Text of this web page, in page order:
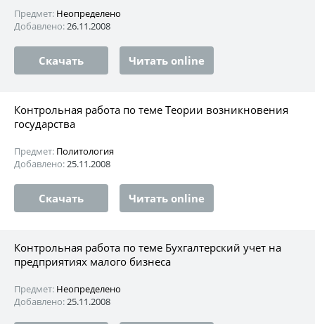
Предмет: Неопределено
Добавлено:26.11.2008
Скачать Читать online
Контрольная работа по теме Теории возникновения
государства
Предмет: Политология
Добавлено:25.11.2008
Скачать Читать online
Контрольная работа по теме Бухгалтерский учет на
предприятиях малого бизнеса
Предмет: Неопределено
Добавлено:25.11.2008